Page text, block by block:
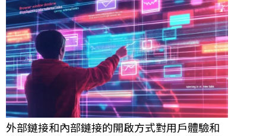
外部鏈接和內部鏈接的開啟方式對用戶體驗和